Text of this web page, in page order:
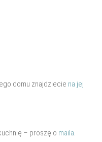
domu znajdziecie na jej
– proszę o maila.